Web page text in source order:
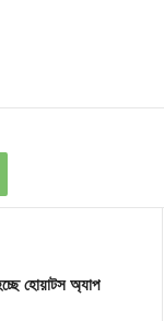
হোয়াটস অ্যাপ